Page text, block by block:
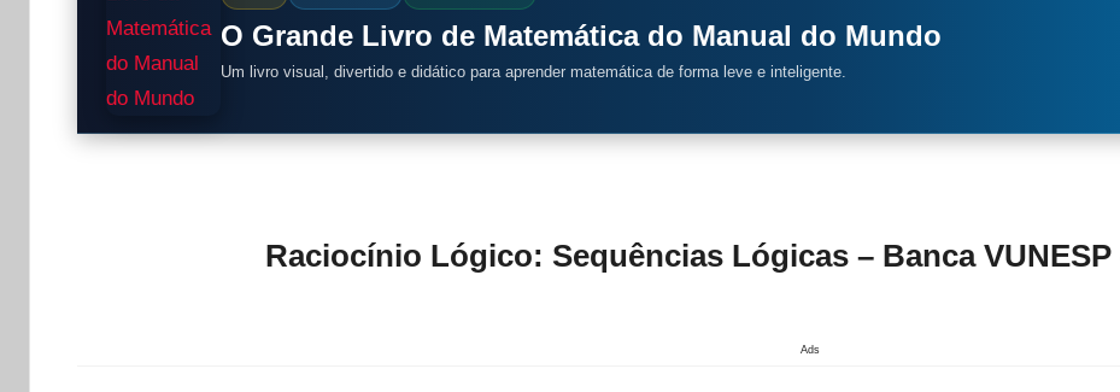
O Grande Livro de Matemática do Manual do Mundo
Um livro visual, divertido e didático para aprender matemática de forma leve e inteligente.
Raciocínio Lógico: Sequências Lógicas – Banca
Ads